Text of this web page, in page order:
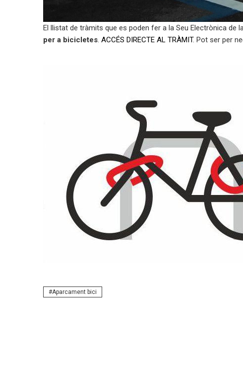
El llistat de tràmits que es poden fer a la Seu Electrònica de
per a bicicletes. ACCÉS DIRECTE AL TRÀMIT. Pot ser per
Aparcament bici